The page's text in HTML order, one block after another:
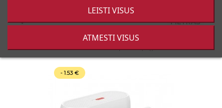
 FILTRAS
Rodoma 1-2 iš 2 prekės(-ių)
- 1.53 €
ATMESTI VISUS
LEISTI VISUS